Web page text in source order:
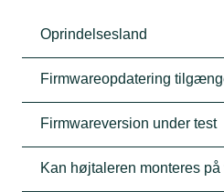
Oprindelsesland
Firmwareopdatering
Firmwareversion under test
Kan højtaleren monteres